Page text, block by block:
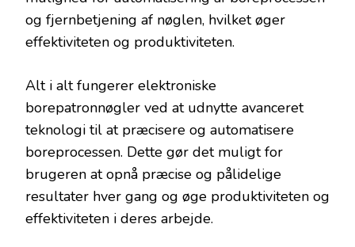
og fjernbetjening af nøglen, hvilket øger
effektiviteten og produktiviteten.
Alt i alt fungerer elektroniske
borepatronnøgler ved at udnytte avanceret
teknologi til at præcisere og automatisere
boreprocessen. Dette gør det muligt for
brugeren at opnå præcise og pålidelige
resultater hver gang og øge produktiviteten og
effektiviteten i deres arbejde.